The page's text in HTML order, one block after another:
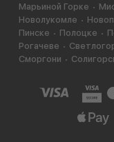
Марьиной Горке
Новолукомле
Пинске
Полоцке
Рогачеве
Сморгони